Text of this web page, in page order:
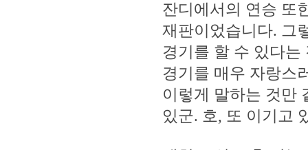
잔디에서의 연승 또
재판이었습니다. 그
경기를 할 수 있다
경기를 매우 자랑스
이렇게 말하는 것만
있군. 호, 또 이기고